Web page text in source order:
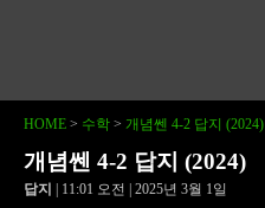
HOME > 수학 > 개념쎈 4-2 답지 (2024)
개념쎈 4-2 답지 (2024)
답지 | 11:01 오전 | 2025년 3월 1일